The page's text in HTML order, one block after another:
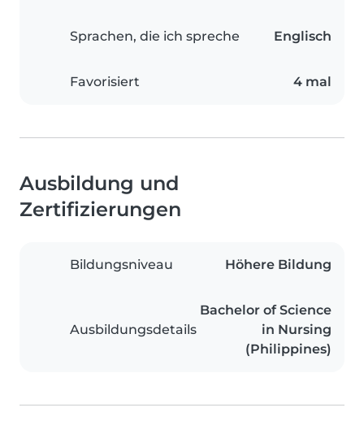
Sprachen, die ich spreche Englisch
Favorisiert 4 mal
Ausbildung und
Zertifizierungen
Bildungsniveau Höhere Bildung
Ausbildungsdetails
Bachelor of Science
in Nursing
(Philippines)